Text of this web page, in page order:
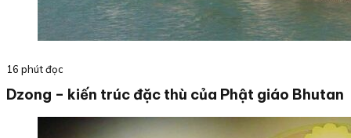
16 phút đọc
Dzong – kiến trúc đặc thù của Phật giáo Bhutan